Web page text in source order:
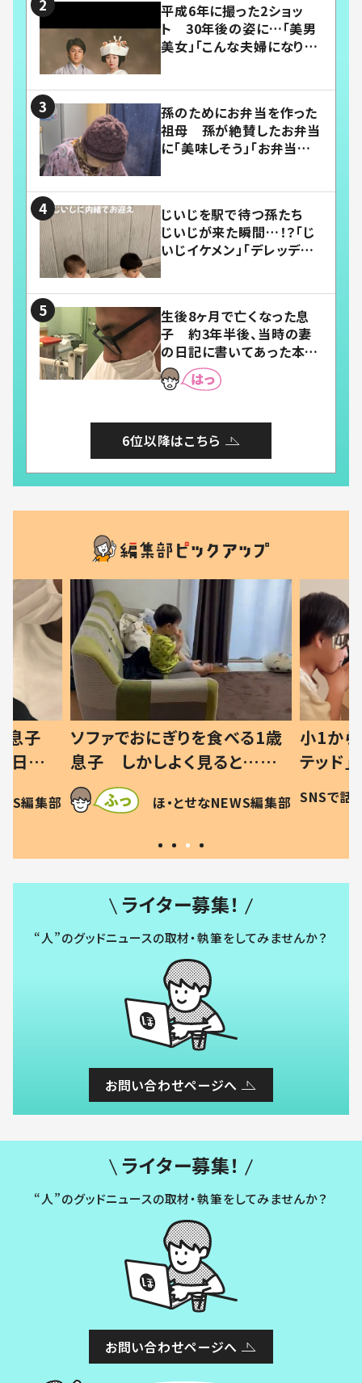
平成6年に撮った2ショッ
ト 30年後の姿に…「美男
美女」「こんな夫婦になりた
孫のためにお弁当を作った
祖母 孫が絶賛したお弁当
に「美味しそう」「お弁当すご
じいじを駅で待つ孫たち
じいじが来た瞬間…！？「じ
いじイケメン」「デレッデレ」
生後8ヶ月で亡くなった息
子 約3年半後、当時の妻
の日記に書いてあった本音
とは
6位以降はこちら
息子
記に
編集部
ソファでおにぎりを食べる1歳
息子 しかしよく見ると…母
「！？」すべてを察した母の投稿
に「可愛いから許す！」「現行
ほ・とせなNEWS編集部
小1から
テッド
和の親
SNSで話
ライター募集！
“人”のグッドニュースの取材・執筆をしてみませんか？
お問い合わせページへ
ライター募集！
“人”のグッドニュースの取材・執筆をしてみませんか？
お問い合わせページへ